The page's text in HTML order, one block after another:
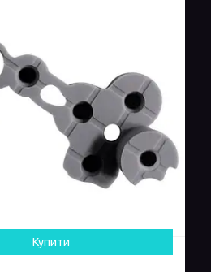
Купити